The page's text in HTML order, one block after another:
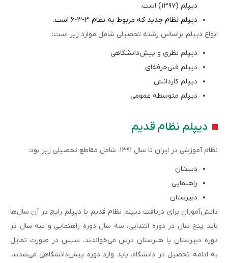
دیپلم (۱۳۹۷) است.
دیپلم نظام جدید که مربوط به نظام ۳-۳-۶
است.
انواع دیپلم براساس رشته تحصیلی شامل موارد زیر است:
دیپلم نظری و پیش‌دانشگاهی
دیپلم فنی‌حرفه‌ای
دیپلم کاردانش
دیپلم متوسطه عمومی
دیپلم نظام قدیم
نظام آموزشی در ایران تا سال ۱۳۹۱، شامل مقاطع تحصیلی زیر بود:
دبستان
راهنمایی
دبیرستان
دانش‌آموزان برای دریافت دیپلم نظام قدیم یا دیپلم رایج در آن سال‌ها
باید پنج سال در دوره ابتدایی، سه سال دوره راهنمایی و سه سال در
دوره دبیرستان یا هنرستان درس می‌خواندند. سپس در صورت تمایل
به ادامه تحصیل در دانشگاه، باید وارد دوره پیش‌دانشگاهی می‌شدند.